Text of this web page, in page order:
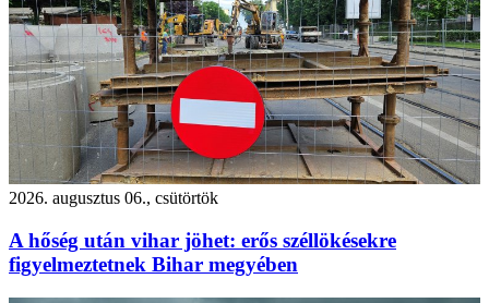
2026. augusztus 06., csütörtök
A hőség után vihar jöhet: erős széllökésekre
figyelmeztetnek Bihar megyében